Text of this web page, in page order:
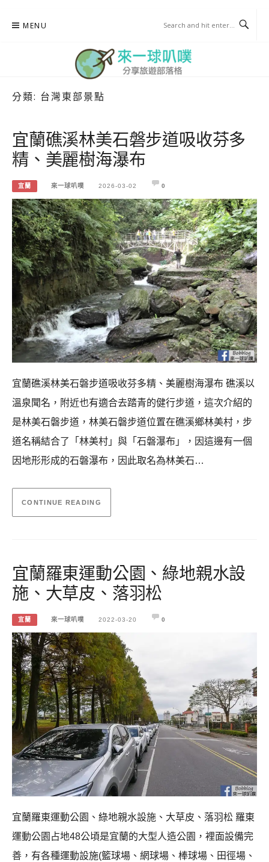
MENU
分類: 台灣東部景點
宜蘭礁溪林美石磐步道吸收芬多
精、美麗樹海瀑布
宜蘭 來一球叭噗 2026-03-02 0
宜蘭礁溪林美石磐步道吸收芬多精、美麗樹海瀑布 礁溪以
溫泉聞名，附近也有適合去踏青的健行步道，這次介紹的
是林美石磐步道，林美石磐步道位置在礁溪鄉林美村，步
道名稱結合了「林美村」與「石磐瀑布」，因這邊有一個
因地形形成的石磐瀑布，因此取名為林美石…
CONTINUE READING
宜蘭羅東運動公園、綠地親水設
施、大草皮、落羽松
宜蘭 來一球叭噗 2022-03-20 0
宜蘭羅東運動公園、綠地親水設施、大草皮、落羽松 羅東
運動公園占地48公頃是宜蘭的大型人造公園，裡面設備完
善，有各種運動設施(籃球場、網球場、棒球場、田徑場、